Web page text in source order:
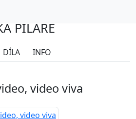
PILAŘE
DÍLA INFO
video viva